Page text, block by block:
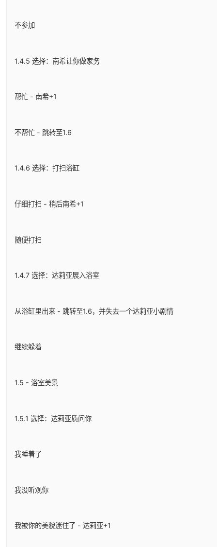
不参加
1.4.5 选择：南希让你做家务
帮忙 - 南希+1
不帮忙 - 跳转至1.6
1.4.6 选择：打扫浴缸
仔细打扫 - 稍后南希+1
随便打扫
1.4.7 选择：达莉亚展入浴室
从浴缸里出来 - 跳转至1.6，并失去一个达莉亚小剧情
继续躲着
1.5 - 浴室美景
1.5.1 选择：达莉亚质问你
我睡着了
我没听观你
我被你的美貌迷住了 - 达莉亚+1